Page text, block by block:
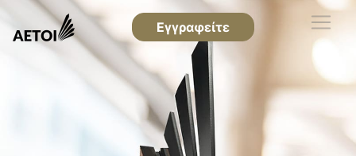
Εγγραφείτε